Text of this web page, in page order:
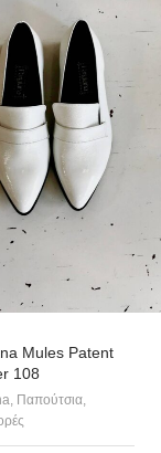
Mules Patent
108
Παπούτσια,